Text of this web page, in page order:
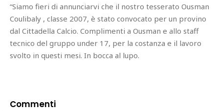
“Siamo fieri di annunciarvi che il nostro tesserato Ousman
Coulibaly , classe 2007, è stato convocato per un provino
dal Cittadella Calcio. Complimenti a Ousman e allo staff
tecnico del gruppo under 17, per la costanza e il lavoro
svolto in questi mesi. In bocca al lupo.
Commenti